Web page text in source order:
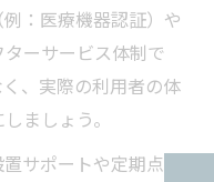
：医療機器認証）や
ーサービス体制で
、実際の利用者の体
ましょう。
サポートや定期点検